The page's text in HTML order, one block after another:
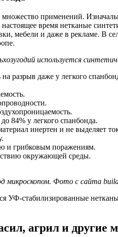
применений.
время нетканые
мебели и даже в рекламе. В
используется
разрыв даже у легкого
84% у легкого спанбонда.
инертен и не выделяет
и грибковым поражениям.
окружающей среды.
микроскопом. Фото с сайта
УФ-стабилизированные
агрил и другие